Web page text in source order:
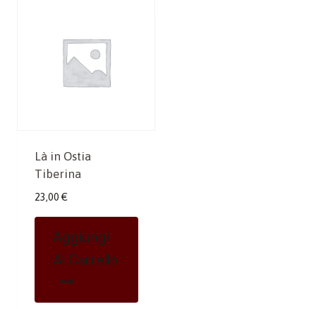
Là in Ostia
Tiberina
23,00 €
Aggiungi
Al Carrello